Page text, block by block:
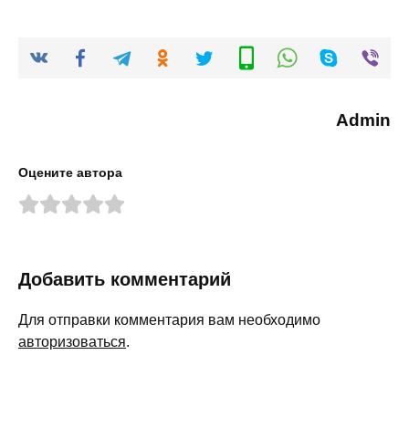
Admin
Оцените автора
Добавить комментарий
Для отправки комментария вам необходимо
авторизоваться.